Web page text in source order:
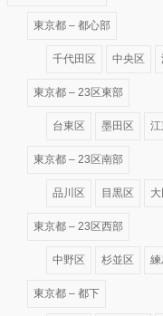
東京都 – 都心部
千代田区 中央区
東京都 – 23区東部
台東区 墨田区 江
東京都 – 23区南部
品川区 目黒区
東京都 – 23区西部
中野区 杉並区 練
東京都 – 都下